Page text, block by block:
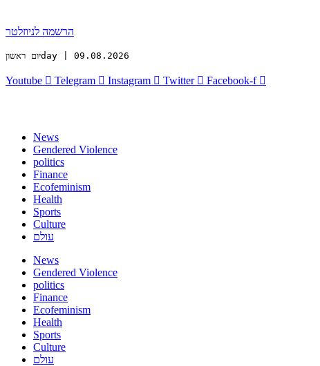
הרשמה לניוזלטר
יום ראשוןday | 09.08.2026
Youtube Telegram Instagram Twitter Facebook-f
News
Gendered Violence
politics
Finance
Ecofeminism
Health
Sports
Culture
עולם
News
Gendered Violence
politics
Finance
Ecofeminism
Health
Sports
Culture
עולם